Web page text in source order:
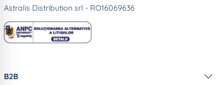
Astralis Distribution srl - RO16069636
B2B